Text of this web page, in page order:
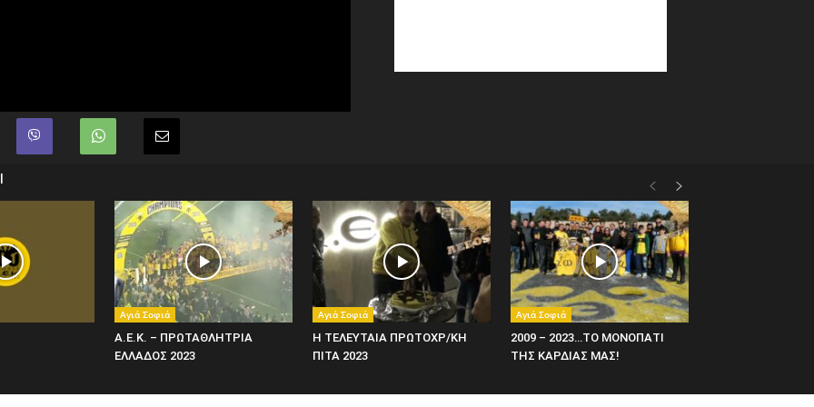
Αγιά Σοφιά
Α.Ε.Κ. – ΠΡΩΤΑΘΛΗΤΡΙΑ
ΕΛΛΑΔΟΣ 2023
Αγιά Σοφιά
Η ΤΕΛΕΥΤΑΙΑ ΠΡΩΤΟΧΡ/ΚΗ
ΠΙΤΑ 2023
Αγιά Σοφιά
2009 – 2023…ΤΟ ΜΟΝΟΠΑΤΙ
ΤΗΣ ΚΑΡΔΙΑΣ ΜΑΣ!